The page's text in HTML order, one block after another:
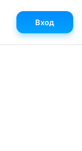
Вход